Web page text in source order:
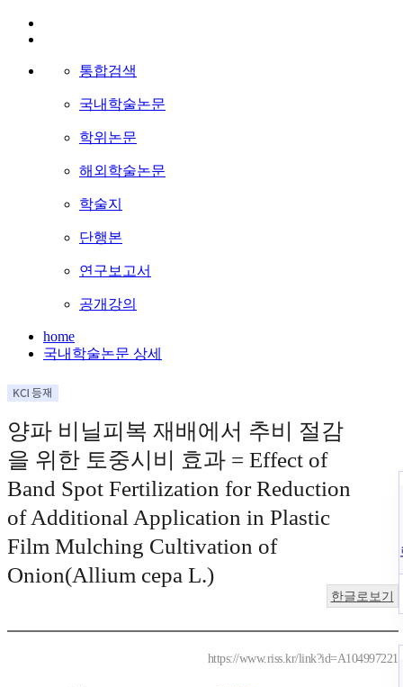
통합검색
국내학술논문
학위논문
해외학술논문
학술지
단행본
연구보고서
공개강의
home
국내학술논문 상세
양파 비닐피복 재배에서 추비 절감
을 위한 토중시비 효과 = Effect of
Band Spot Fertilization for Reduction
of Additional Application in Plastic
Film Mulching Cultivation of
Onion(Allium cepa L.)
한글로보기
https://www.riss.kr/link?id=A104997221